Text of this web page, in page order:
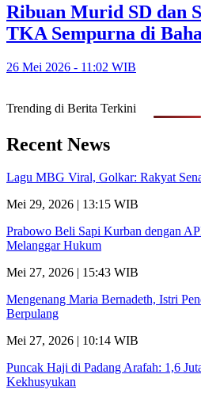
Ribuan Murid SD dan
TKA Sempurna di
26 Mei 2026 - 11:02 WIB
Trending di Berita Terkini
Recent News
Lagu MBG Viral, Golkar: Rakyat
Mei 29, 2026 | 13:15 WIB
Prabowo Beli Sapi Kurban dengan
Melanggar Hukum
Mei 27, 2026 | 15:43 WIB
Mengenang Maria Bernadeth, Istri
Berpulang
Mei 27, 2026 | 10:14 WIB
Puncak Haji di Padang Arafah: 1,6
Kekhusyukan